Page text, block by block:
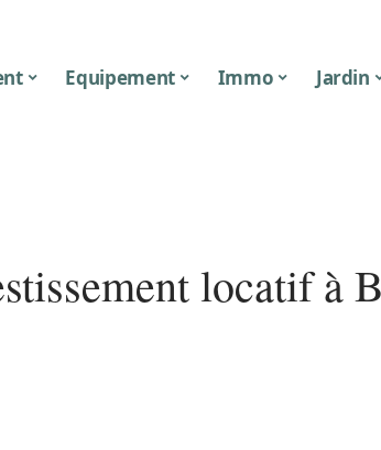
Equipement Immo Jardin
locatif à